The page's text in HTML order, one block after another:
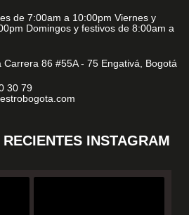
de 7:00am a 10:00pm Viernes y
Domingos y festivos de 8:00am a
Carrera 86 #55A - 75 Engativá, Bogotá
30 79
INSTAGRAM